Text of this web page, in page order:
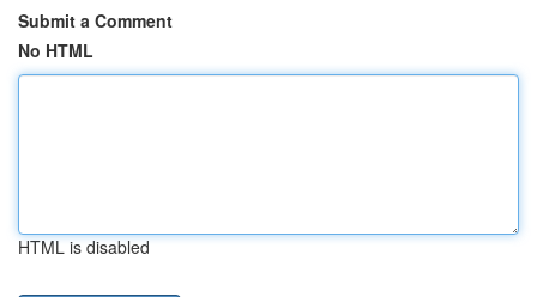
Submit a Comment
No HTML
HTML is disabled